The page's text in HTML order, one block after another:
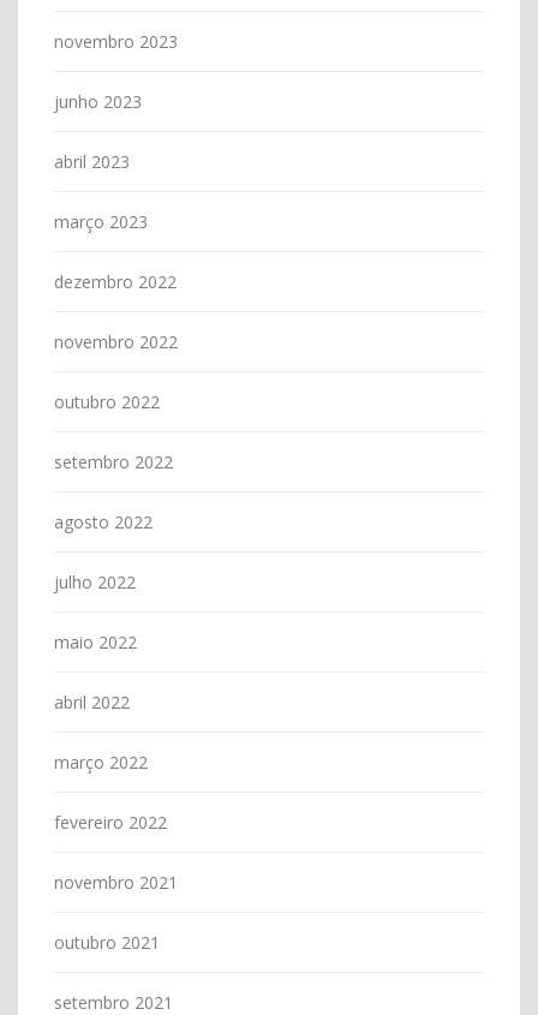
novembro 2023
junho 2023
abril 2023
março 2023
dezembro 2022
novembro 2022
outubro 2022
setembro 2022
agosto 2022
julho 2022
maio 2022
abril 2022
março 2022
fevereiro 2022
novembro 2021
outubro 2021
setembro 2021